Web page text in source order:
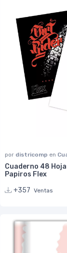
por districomp en
Cuaderno 48
Papiros Flex
+357 Ventas